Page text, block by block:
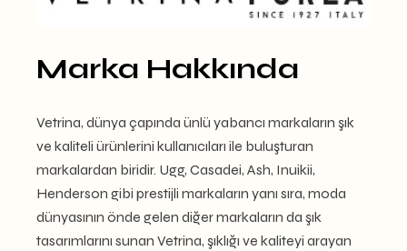
Marka Hakkında
Vetrina, dünya çapında ünlü yabancı markaların şık
ve kaliteli ürünlerini kullanıcıları ile buluşturan
markalardan biridir. Ugg, Casadei, Ash, Inuikii,
Henderson gibi prestijli markaların yanı sıra, moda
dünyasının önde gelen diğer markaların da şık
tasarımlarını sunan Vetrina, şıklığı ve kaliteyi arayan